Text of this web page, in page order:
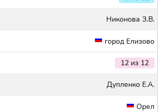
Никонова З.В.
город Елизово
12 из 12
Дупленко Е.А.
Орел